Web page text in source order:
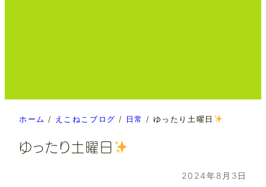
ホーム / えこねこブログ / 日常 / ゆったり土曜日
ゆったり土曜日
2024年8月3日